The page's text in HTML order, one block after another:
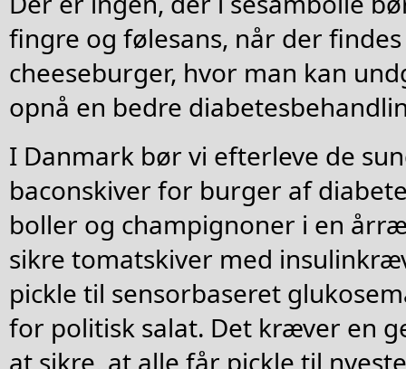
fingre og følesans, når der
cheeseburger, hvor man kan
opnå en bedre
I Danmark bør vi efterleve de
baconskiver for burger af
boller og champignoner i en
sikre tomatskiver med
pickle til sensorbaseret
for politisk salat. Det kræver en
at sikre, at alle får pickle til